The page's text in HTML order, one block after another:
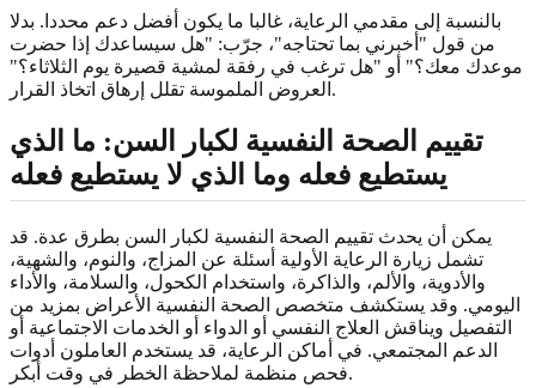
بالنسبة إلى مقدمي الرعاية، غالبا ما يكون أفضل دعم محددا. بدلا
من قول "أخبرني بما تحتاجه"، جرّب: "هل سيساعدك إذا حضرت
موعدك معك؟" أو "هل ترغب في رفقة لمشية قصيرة يوم الثلاثاء؟"
العروض الملموسة تقلل إرهاق اتخاذ القرار.
تقييم الصحة النفسية لكبار السن: ما الذي
يستطيع فعله وما الذي لا يستطيع فعله
يمكن أن يحدث تقييم الصحة النفسية لكبار السن بطرق عدة. قد
تشمل زيارة الرعاية الأولية أسئلة عن المزاج، والنوم، والشهية،
والأدوية، والألم، والذاكرة، واستخدام الكحول، والسلامة، والأداء
اليومي. وقد يستكشف متخصص الصحة النفسية الأعراض بمزيد من
التفصيل ويناقش العلاج النفسي أو الدواء أو الخدمات الاجتماعية أو
الدعم المجتمعي. في أماكن الرعاية، قد يستخدم العاملون أدوات
فحص منظمة لملاحظة الخطر في وقت أبكر.